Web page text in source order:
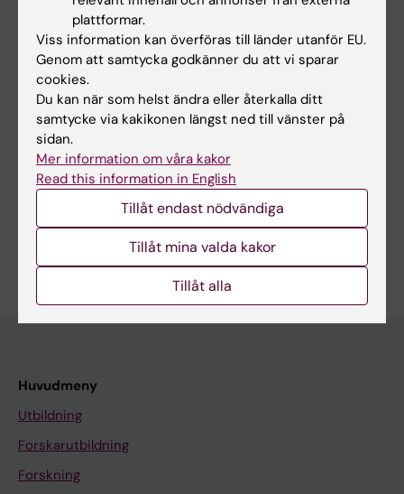
Alla övriga publikationer
DOCTORAL THESIS:2024
A Novel Insulin-independent Glucose Uptake
Mechanism in Skeletal Muscle Addressed by
an Original ICP-MS Method
Norman NJ
Är du Natalie Joyce Norman?
Redigera din profil
Huvudmeny
Utbildning
Forskarutbildning
Forskning
plattformar.
Viss information kan överföras till länder utanför EU.
Genom att samtycka godkänner du att vi sparar
cookies.
Du kan när som helst ändra eller återkalla ditt
samtycke via kakikonen längst ned till vänster på
sidan.
Mer information om våra kakor
Read this information in English
Tillåt endast nödvändiga
Tillåt mina valda kakor
Tillåt alla